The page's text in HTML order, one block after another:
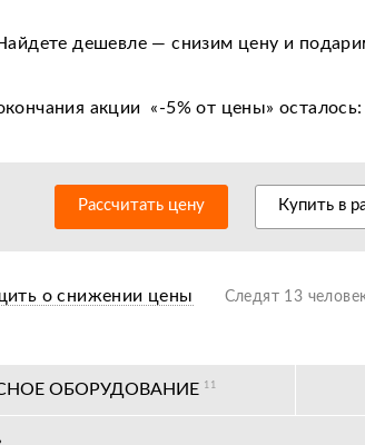
дешевле — снизим цену и
Льготное послегарантийное
от завода-производителя
акции «-5% от цены» осталось:
Рассчитать цену Купить в
о снижении цены Следят 13
ОБОРУДОВАНИЕ 11